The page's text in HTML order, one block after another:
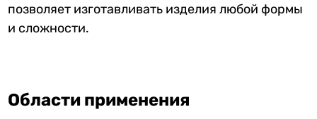
позволяет изготавливать изделия любой формы
и сложности.
Области применения